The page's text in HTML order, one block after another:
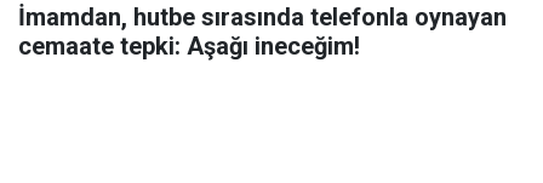
İmamdan, hutbe sırasında telefonla oynayan
cemaate tepki: Aşağı ineceğim!